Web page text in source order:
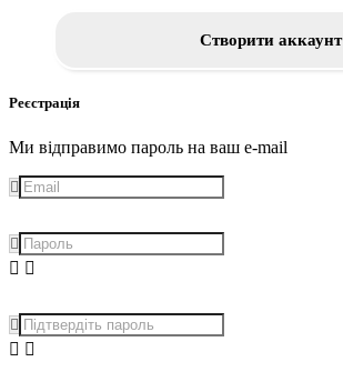
Створити аккаунт
Реєстрація
Ми відправимо пароль на ваш e-mail